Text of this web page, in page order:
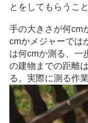
とをしてもらうこ
手の大きさが何cm
cmかメジャーでは
は何cmか測る、一
の建物までの距離
る。実際に測る作